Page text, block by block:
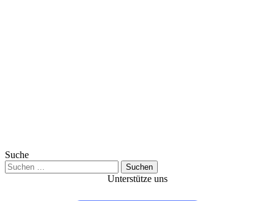
Suche
Suchen
nach:
Unterstütze uns